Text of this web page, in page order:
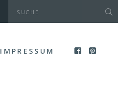
IMPRESSUM